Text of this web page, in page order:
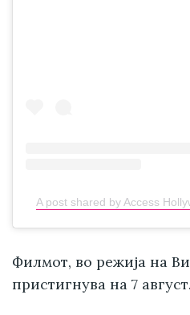
A post shared by Access
Филмот, во режија на
пристигнува на 7 август.